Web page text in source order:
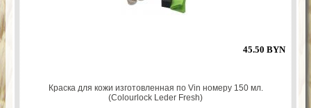
45.50 BYN
Краска для кожи изготовленная по Vin номеру 150 мл.
(Colourlock Leder Fresh)